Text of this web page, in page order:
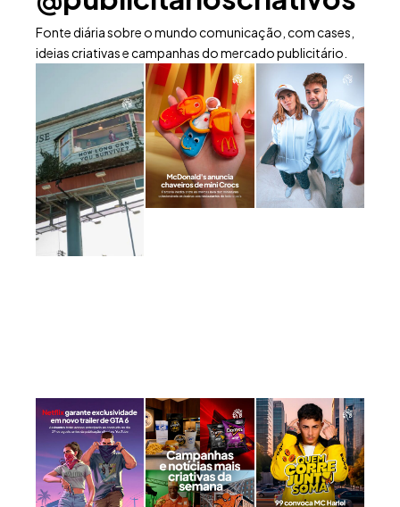
Fonte diária sobre o mundo comunicação, com cases,
ideias criativas e campanhas do mercado publicitário.